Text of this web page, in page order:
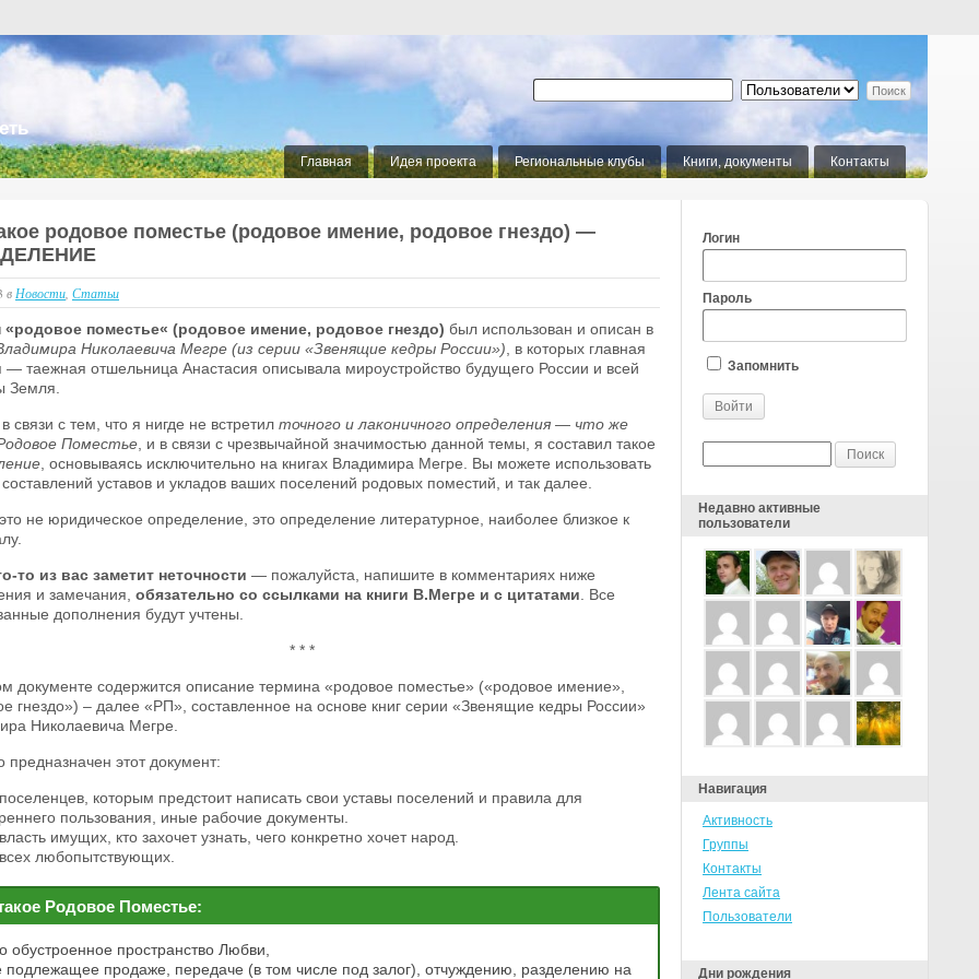
Главная Идея проекта Региональные клубы Книги, документы Контакты
родовое поместье (родовое имение, родовое гнездо) —
в Новости Статьи
«родовое поместье« (родовое имение, родовое гнездо) был использован и описан в
Николаевича Мегре (из серии «Звенящие кедры России») , в которых главная
— таежная отшельница Анастасия описывала мироустройство будущего России и всей
Земля.
связи с тем, что я нигде не встретил точного и лаконичного определения — что же
Поместье , и в связи с чрезвычайной значимостью данной темы, я составил такое
, основываясь исключительно на книгах Владимира Мегре. Вы можете использовать
уставов и укладов ваших поселений родовых поместий, и так далее.
не юридическое определение, это определение литературное, наиболее близкое к
то из вас заметит неточности — пожалуйста, напишите в комментариях ниже
и замечания, обязательно со ссылками на книги В.Мегре и с цитатами . Все
дополнения будут учтены.
* * *
документе содержится описание термина «родовое поместье» («родовое имение»,
гнездо») – далее «РП», составленное на основе книг серии «Звенящие кедры России»
Николаевича Мегре.
предназначен этот документ:
которым предстоит написать свои уставы поселений и правила для
пользования, иные рабочие документы.
имущих, кто захочет узнать, чего конкретно хочет народ.
любопытствующих.
Родовое Поместье:
обустроенное пространство Любви,
подлежащее продаже, передаче (в том числе под залог), отчуждению, разделению на
Логин
Пароль
Запомнить
Недавно активные
пользователи
Навигация
Активность
Группы
Контакты
Лента сайта
Пользователи
Дни рождения